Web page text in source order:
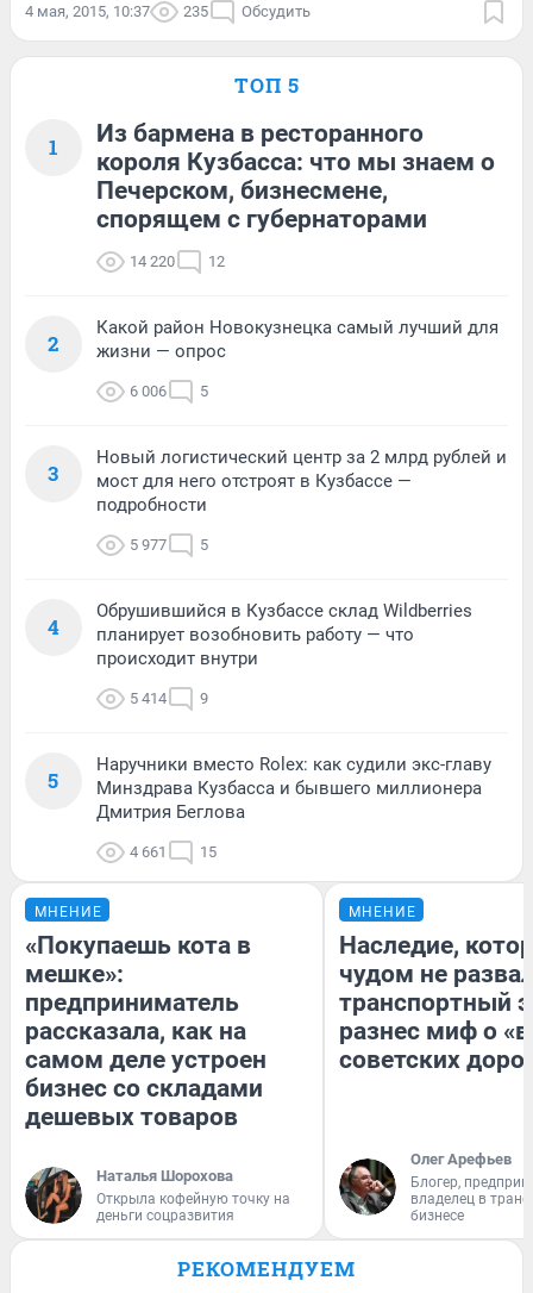
4 мая, 2015, 10:37 235 Обсудить
ТОП 5
1
Из бармена в ресторанного
короля Кузбасса: что мы знаем о
Печерском, бизнесмене,
спорящем с губернаторами
14 220 12
2
Какой район Новокузнецка самый лучший для
жизни — опрос
6 006 5
3
Новый логистический центр за 2 млрд рублей и
мост для него отстроят в Кузбассе —
подробности
5 977 5
4
Обрушившийся в Кузбассе склад Wildberries
планирует возобновить работу — что
происходит внутри
5 414 9
5
Наручники вместо Rolex: как судили экс-главу
Минздрава Кузбасса и бывшего миллионера
Дмитрия Беглова
4 661 15
МНЕНИЕ
«Покупаешь кота в
мешке»:
предприниматель
рассказала, как на
самом деле устроен
бизнес со складами
дешевых товаров
Наталья Шорохова
Открыла кофейную точку на
деньги соцразвития
МНЕНИЕ
Наследие,
чудом не
транспортный
разнес миф о
советских
Олег Арефьев
Блогер,
владелец в
бизнесе
РЕКОМЕНДУЕМ